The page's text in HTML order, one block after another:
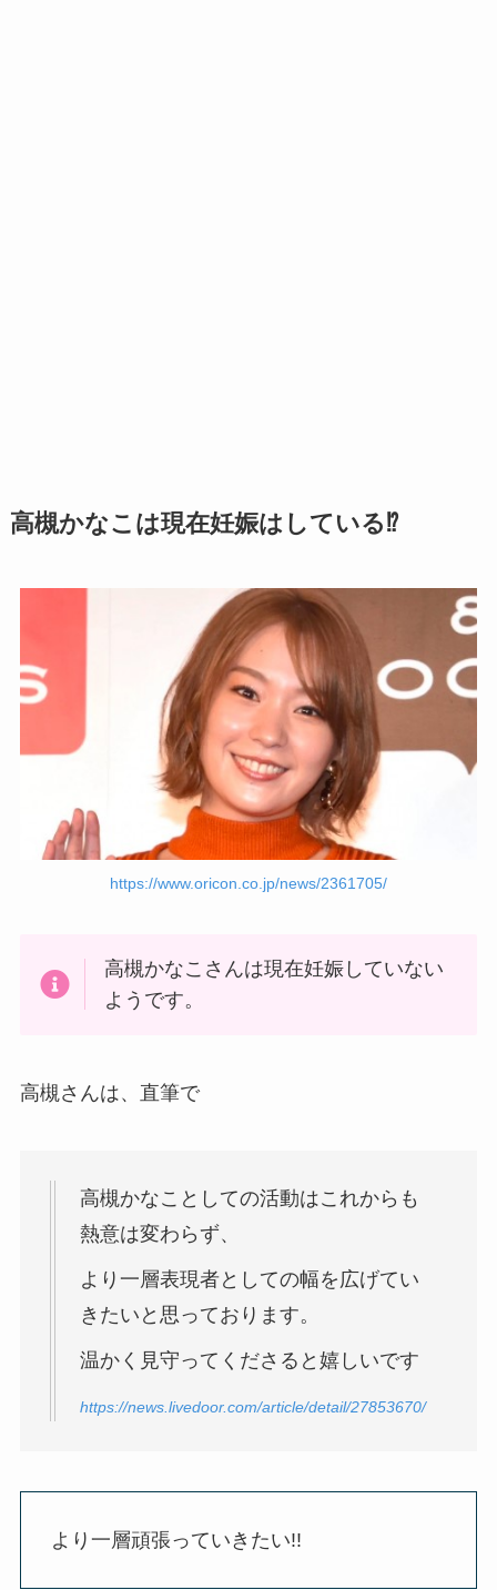
高槻かなこは現在妊娠はしている⁉
https://www.oricon.co.jp/news/2361705/
高槻かなこさんは現在妊娠していない
ようです。
高槻さんは、直筆で
高槻かなことしての活動はこれからも
熱意は変わらず、
より一層表現者としての幅を広げてい
きたいと思っております。
温かく見守ってくださると嬉しいです
https://news.livedoor.com/article/detail/27853670/
より一層頑張っていきたい!!